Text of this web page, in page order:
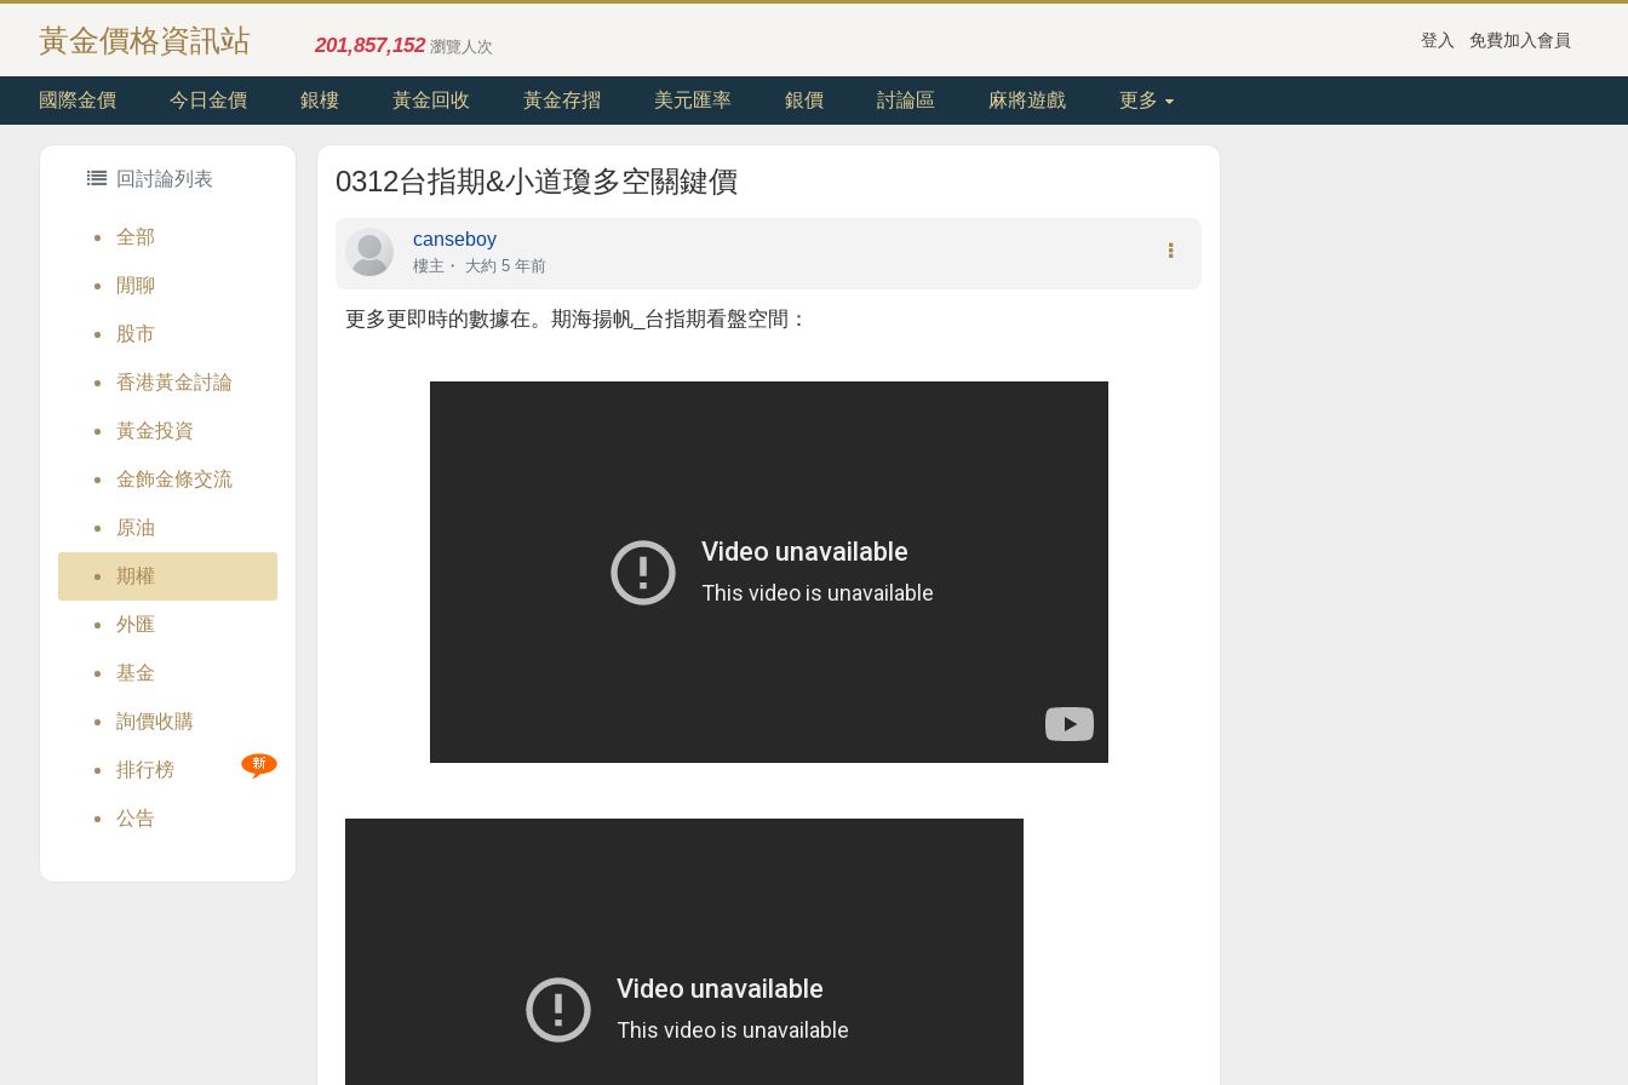
黃金價格資訊站 201,857,152 瀏覽人次 登入 免費加入會員
國際金價 今日金價 銀樓 黃金回收 黃金存摺 美元匯率 銀價 討論區 麻將遊戲 更多
回討論列表
全部
閒聊
股市
香港黃金討論
黃金投資
金飾金條交流
原油
期權
外匯
基金
詢價收購
排行榜
公告
0312台指期&小道瓊多空關鍵價
canseboy
樓主 ・ 大約 5 年前
更多更即時的數據在。期海揚帆_台指期看盤空間：